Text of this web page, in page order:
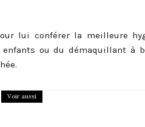
lui conférer la meilleure
ou du démaquillant à
Voir aussi